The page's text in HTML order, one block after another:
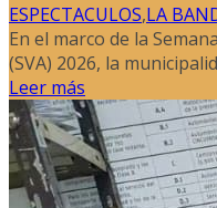
ESPECTACULOS,LA
En el marco de la
(SVA) 2026, la
Leer más